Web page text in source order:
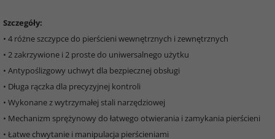
Szczegóły:
• 4 różne szczypce do pierścieni wewnętrznych i zewnętrznych
• 2 zakrzywione i 2 proste do uniwersalnego użytku
• Antypoślizgowy uchwyt dla bezpiecznej obsługi
• Długa rączka dla precyzyjnej kontroli
• Wykonane z wytrzymałej stali narzędziowej
• Mechanizm sprężynowy do łatwego otwierania i zamykania pierścieni
• Łatwe chwytanie i manipulacja pierścieniami